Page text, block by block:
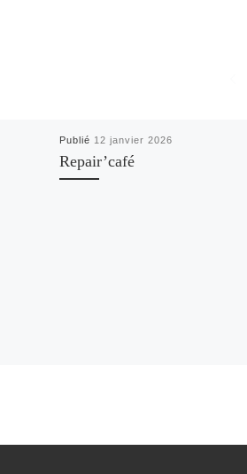
Publié 12 janvier 2026
Repair’café